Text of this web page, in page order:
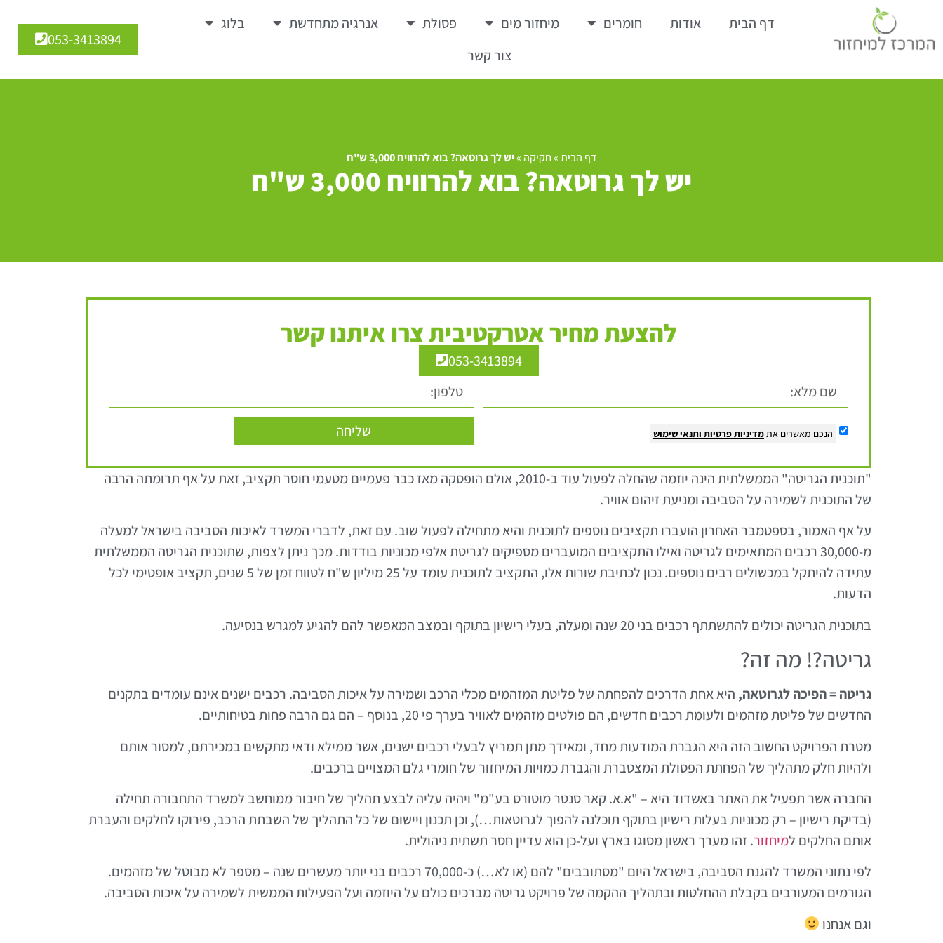
דף הבית אודות חומרים מיחזור מים פסולת אנרגיה מתחדשת
בלוג
צור קשר
053-3413894
דף הבית»חקיקה »יש לך גרוטאה? בוא להרוויח 3,000 ש"ח
יש לך גרוטאה? בוא להרוויח 3,000 ש"ח
להצעת מחיר אטרקטיבית צרו איתנו קשר
053-3413894
הנכם מאשרים אתמדיניות פרטיות ותנאי שימוש שליחה
"תוכנית הגריטה" הממשלתית הינה יוזמה שהחלה לפעול עוד ב-2010, אולם הופסקה מאז כבר פעמיים מטעמי חוסר תקציב, זאת על אף תרומתה הרבה
של התוכנית לשמירה על הסביבה ומניעת זיהום אוויר.
על אף האמור, בספטמבר האחרון הועברו תקציבים נוספים לתוכנית והיא מתחילה לפעול שוב. עם זאת, לדברי המשרד לאיכות הסביבה בישראל למעלה
מ-30,000 רכבים המתאימים לגריטה ואילו התקציבים המועברים מספיקים לגריטת אלפי מכוניות בודדות. מכך ניתן לצפות, שתוכנית הגריטה הממשלתית
עתידה להיתקל במכשולים רבים נוספים. נכון לכתיבת שורות אלו, התקציב לתוכנית עומד על 25 מיליון ש"ח לטווח זמן של 5 שנים, תקציב אופטימי לכל
הדעות.
בתוכנית הגריטה יכולים להתשתתף רכבים בני 20 שנה ומעלה, בעלי רישיון בתוקף ובמצב המאפשר להם להגיע למגרש בנסיעה.
גריטה?! מה זה?
גריטה = הפיכה לגרוטאה, היא אחת הדרכים להפחתה של פליטת המזהמים מכלי הרכב ושמירה על איכות הסביבה. רכבים ישנים אינם עומדים בתקנים
החדשים של פליטת מזהמים ולעומת רכבים חדשים, הם פולטים מזהמים לאוויר בערך פי 20, בנוסף – הם גם הרבה פחות בטיחותיים.
מטרת הפרויקט החשוב הזה היא הגברת המודעות מחד, ומאידך מתן תמריץ לבעלי רכבים ישנים, אשר ממילא ודאי מתקשים במכירתם, למסור אותם
ולהיות חלק מתהליך של הפחתת הפסולת המצטברת והגברת כמויות המיחזור של חומרי גלם המצויים ברכבים.
החברה אשר תפעיל את האתר באשדוד היא – "א.א. קאר סנטר מוטורס בע"מ" ויהיה עליה לבצע תהליך של חיבור ממוחשב למשרד התחבורה תחילה
(בדיקת רישיון – רק מכוניות בעלות רישיון בתוקף תוכלנה להפוך לגרוטאות…), וכן תכנון ויישום של כל התהליך של השבתת הרכב, פירוקו לחלקים והעברת
אותם החלקים למיחזור. זהו מערך ראשון מסוגו בארץ ועל-כן הוא עדיין חסר תשתית ניהולית.
לפי נתוני המשרד להגנת הסביבה, בישראל היום "מסתובבים" להם (או לא…) כ-70,000 רכבים בני יותר מעשרים שנה – מספר לא מבוטל של מזהמים.
הגורמים המעורבים בקבלת ההחלטות ובתהליך ההקמה של פרויקט גריטה מברכים כולם על היוזמה ועל הפעילות הממשית לשמירה על איכות הסביבה.
וגם אנחנו